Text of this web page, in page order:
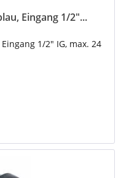
Eingang 1/2"...
1/2" IG, max. 24